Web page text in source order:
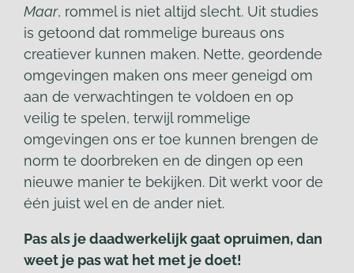
Maar, rommel is niet altijd slecht. Uit studies
is getoond dat rommelige bureaus ons
creatiever kunnen maken. Nette, geordende
omgevingen maken ons meer geneigd om
aan de verwachtingen te voldoen en op
veilig te spelen, terwijl rommelige
omgevingen ons er toe kunnen brengen de
norm te doorbreken en de dingen op een
nieuwe manier te bekijken. Dit werkt voor de
één juist wel en de ander niet.
Pas als je daadwerkelijk gaat opruimen, dan
weet je pas wat het met je doet!